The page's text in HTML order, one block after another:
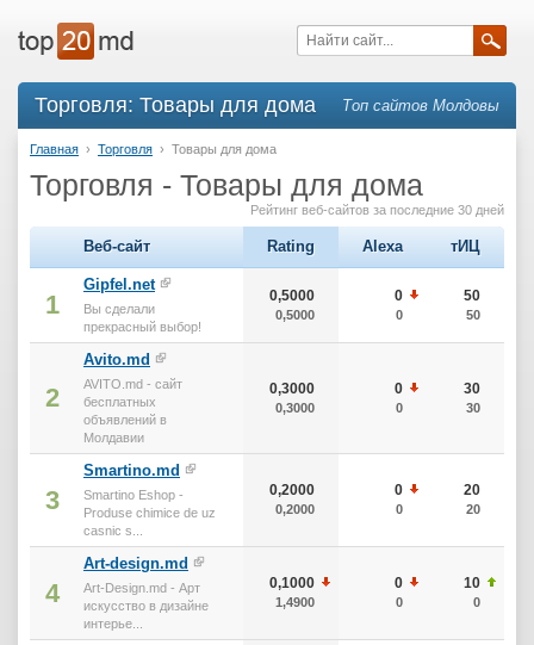
Торговля: Товары для дома Топ сайтов Молдовы
Главная › Торговля › Товары для дома
Торговля - Товары для дома
Рейтинг веб-сайтов за последние 30 дней
Веб-сайт Rating Alexa тИЦ
1
Gipfel.net
Вы сделали
прекрасный выбор!
0,5000
0,5000
0
0
50
50
2
Avito.md
AVITO.md - сайт
бесплатных
объявлений в
Молдавии
0,3000
0,3000
0
0
30
30
3
Smartino.md
Smartino Eshop -
Produse chimice de uz
casnic s...
0,2000
0,2000
0
0
20
20
4
Art-design.md
Art-Design.md - Арт
искусство в дизайне
интерье...
0,1000
1,4900
0
0
10
0